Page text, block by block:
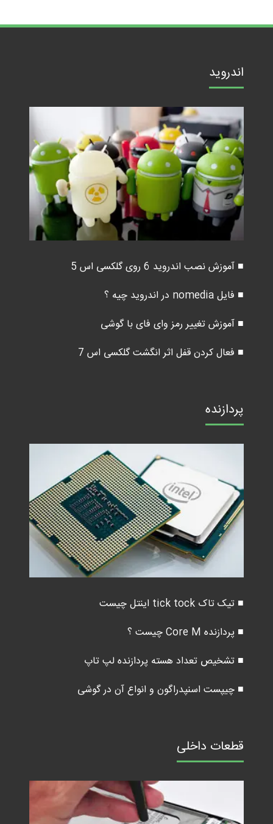
اندروید
■ آموزش نصب اندروید 6 روی گلکسی اس 5
■ فایل nomedia در اندروید چیه ؟
■ آموزش تغییر رمز وای فای با گوشی
■ فعال کردن قفل اثر انگشت گلکسی اس 7
پردازنده
■ تیک تاک tick tock اینتل چیست
■ پردازنده Core M چیست ؟
■ تشخیص تعداد هسته پردازنده لپ تاپ
■ چیپست اسنپدراگون و انواع آن در گوشی
قطعات داخلی